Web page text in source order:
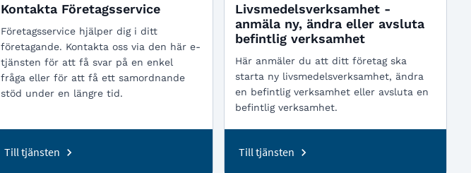
Kontakta Företagsservice
Företagsservice hjälper dig i ditt
företagande. Kontakta oss via den här e-
tjänsten för att få svar på en enkel
fråga eller för att få ett samordnande
stöd under en längre tid.
Till tjänsten
Livsmedelsverksamhet -
anmäla ny, ändra eller avsluta
befintlig verksamhet
Här anmäler du att ditt företag ska
starta ny livsmedelsverksamhet, ändra
en befintlig verksamhet eller avsluta en
befintlig verksamhet.
Till tjänsten